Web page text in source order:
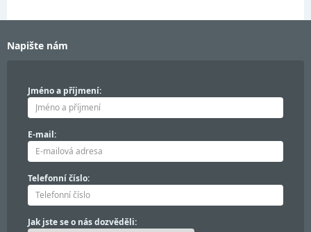
Napište nám
Jméno a příjmení:
E-mail:
Telefonní číslo:
Jak jste se o nás dozvěděli: